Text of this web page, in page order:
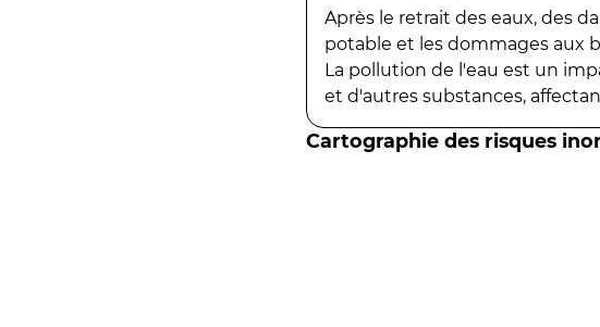
Après le retrait des eaux, des
potable et les dommages aux
La pollution de l'eau est un
et d'autres substances,
Cartographie des risques